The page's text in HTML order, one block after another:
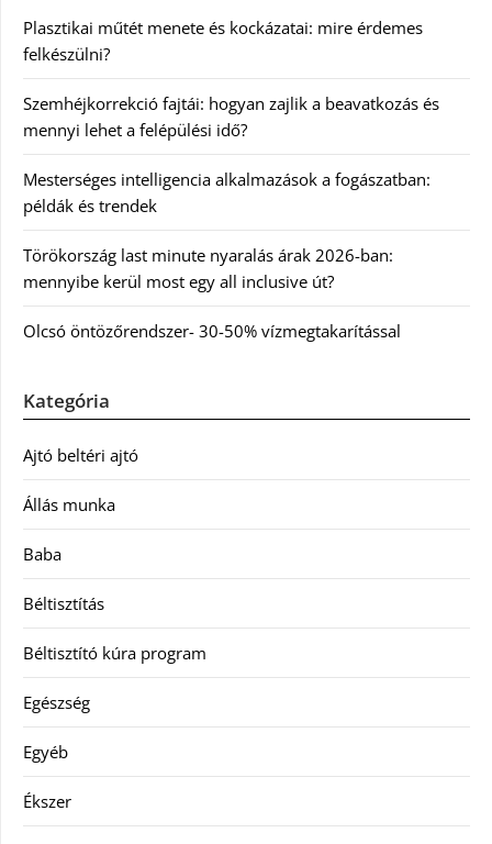
Plasztikai műtét menete és kockázatai: mire érdemes
felkészülni?
Szemhéjkorrekció fajtái: hogyan zajlik a beavatkozás és
mennyi lehet a felépülési idő?
Mesterséges intelligencia alkalmazások a fogászatban:
példák és trendek
Törökország last minute nyaralás árak 2026-ban:
mennyibe kerül most egy all inclusive út?
Olcsó öntözőrendszer- 30-50% vízmegtakarítással
Kategória
Ajtó beltéri ajtó
Állás munka
Baba
Béltisztítás
Béltisztító kúra program
Egészség
Egyéb
Ékszer